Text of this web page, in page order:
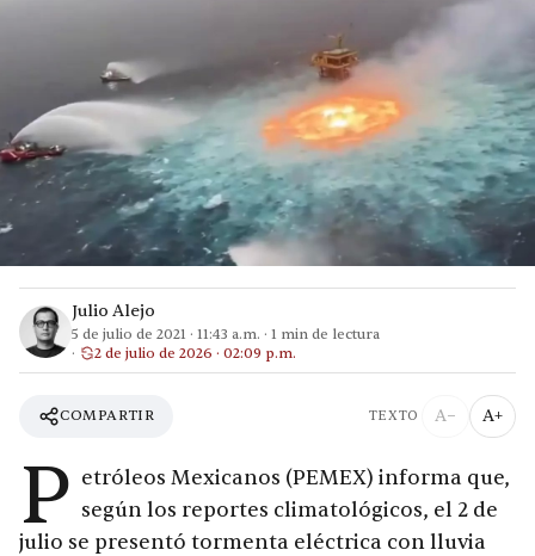
Julio Alejo
5 de julio de 2021 · 11:43 a.m. · 1 min de lectura
2 de julio de 2026 · 02:09 p.m.
COMPARTIR TEXTO A− A+
P etróleos Mexicanos (PEMEX) informa que,
según los reportes climatológicos, el 2 de
julio se presentó tormenta eléctrica con lluvia